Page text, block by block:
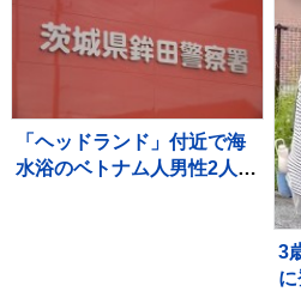
い子」「かわいー」と癒さ
れる人が続出
「ヘッドランド」付近で海
水浴のベトナム人男性2人が
3